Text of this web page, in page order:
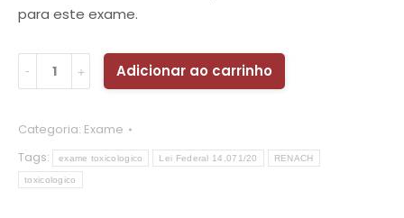
para este exame.
Quantidade Adicionar ao carrinho
Categoria: Exame
Tags:
exame toxicologico Lei Federal 14.071/20 RENACH
toxicologico